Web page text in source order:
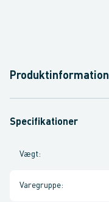
Produktinformation
Specifikationer
Vægt:
Varegruppe: